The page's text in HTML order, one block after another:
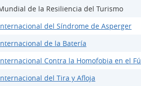
de la Resiliencia del Turismo
del Síndrome de Asperger
de la Batería
Contra la Homofobia en el
del Tira y Afloja